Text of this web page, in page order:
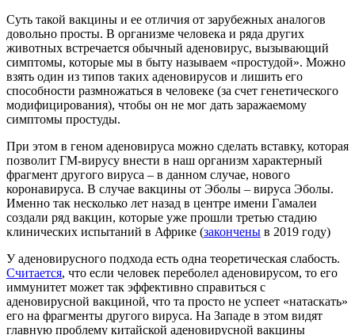
Суть такой вакцины и ее отличия от зарубежных аналогов
довольно просты. В организме человека и ряда других
животных встречается обычный аденовирус, вызывающий
симптомы, которые мы в быту называем «простудой». Можно
взять один из типов таких аденовирусов и лишить его
способности размножаться в человеке (за счет генетического
модифицирования), чтобы он не мог дать заражаемому
симптомы простуды.
При этом в геном аденовируса можно сделать вставку, которая
позволит ГМ-вирусу внести в наш организм характерный
фрагмент другого вируса – в данном случае, нового
коронавируса. В случае вакцины от Эболы – вируса Эболы.
Именно так несколько лет назад в центре имени Гамалеи
создали ряд вакцин, которые уже прошли третью стадию
клинических испытаний в Африке (закончены в 2019 году)
У аденовирусного подхода есть одна теоретическая слабость.
Считается, что если человек переболел аденовирусом, то его
иммунитет может так эффективно справиться с
аденовирусной вакциной, что та просто не успеет «натаскать»
его на фрагменты другого вируса. На Западе в этом видят
главную проблему китайской аденовирусной вакцины